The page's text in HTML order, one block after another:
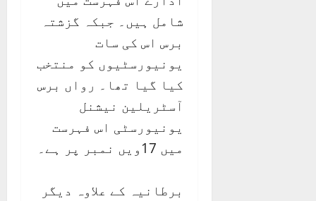
شامل ہیں۔ جبکہ گزشتہ
برس اس کی سات
یونیورسٹیوں کو منتخب
کیا گیا تھا۔ رواں برس
آسٹریلین نیشنل
یونیورسٹی اس فہرست
میں 17ویں نمبر پر ہے۔
برطانیہ کے علاوہ دیگر